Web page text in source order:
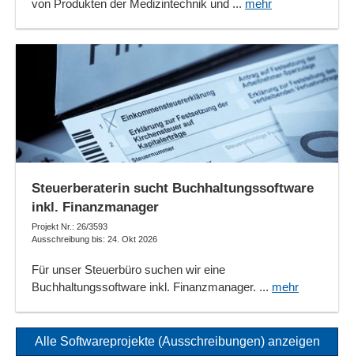
von Produkten der Medizintechnik und ... mehr
Steuerberaterin sucht Buchhaltungssoftware
inkl. Finanzmanager
Projekt Nr.: 26/3593
Ausschreibung bis: 24. Okt 2026
Für unser Steuerbüro suchen wir eine
Buchhaltungssoftware inkl. Finanzmanager. ... mehr
Alle Softwareprojekte (Ausschreibungen) anzeigen